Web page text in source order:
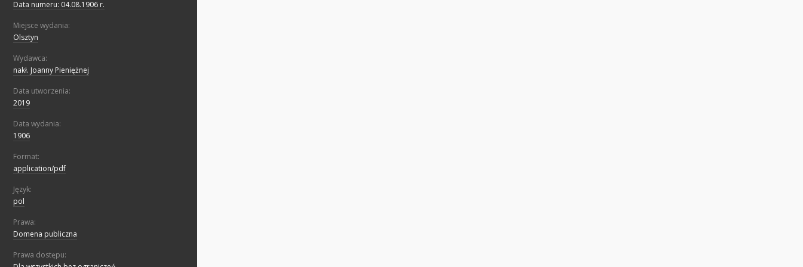
Data numeru: 04.08.1906 r.
Miejsce wydania:
Olsztyn
Wydawca:
nakł. Joanny Pieniężnej
Data utworzenia:
2019
Data wydania:
1906
Format:
application/pdf
Język:
pol
Prawa:
Domena publiczna
Prawa dostępu: